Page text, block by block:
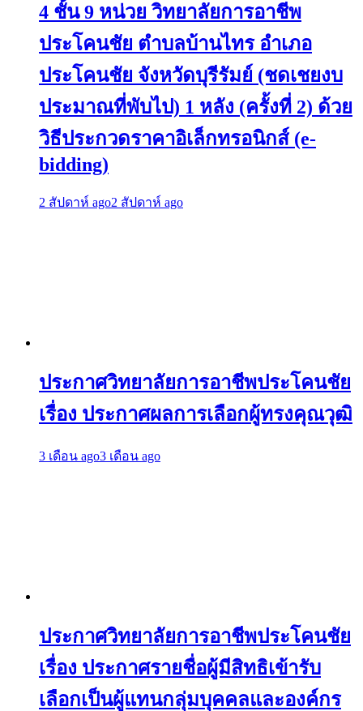
4 ชั้น 9 หน่วย วิทยาลัยการอาชีพ
ประโคนชัย ตำบลบ้านไทร อำเภอ
ประโคนชัย จังหวัดบุรีรัมย์ (ชดเชยงบ
ประมาณที่พับไป) 1 หลัง (ครั้งที่ 2) ด้วย
วิธีประกวดราคาอิเล็กทรอนิกส์ (e-
bidding)
2 สัปดาห์ ago2 สัปดาห์ ago
ประกาศวิทยาลัยการอาชีพประโคนชัย
เรื่อง ประกาศผลการเลือกผู้ทรงคุณวุฒิ
3 เดือน ago3 เดือน ago
ประกาศวิทยาลัยการอาชีพประโคนชัย
เรื่อง ประกาศรายชื่อผู้มีสิทธิเข้ารับ
เลือกเป็นผู้แทนกลุ่มบุคคลและองค์กร